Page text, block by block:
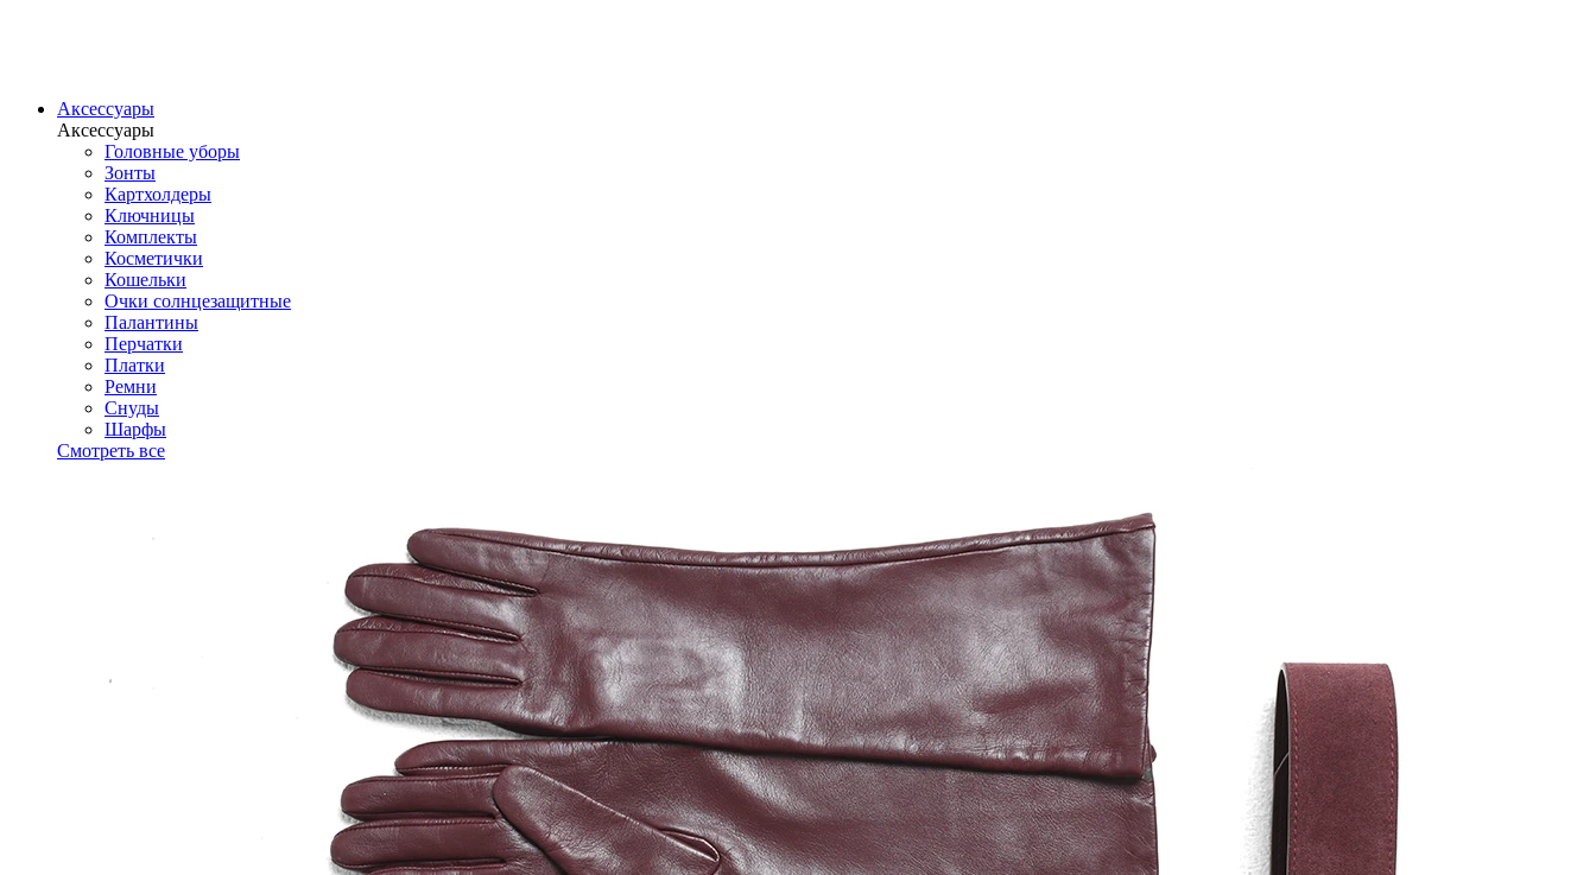
Аксессуары
Аксессуары
Головные уборы
Зонты
Картхолдеры
Ключницы
Комплекты
Косметички
Кошельки
Очки солнцезащитные
Палантины
Перчатки
Платки
Ремни
Снуды
Шарфы
Смотреть все